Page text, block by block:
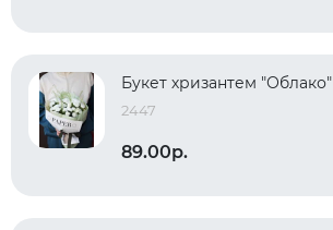
Букет хризантем "Облако"
2447
89.00р.